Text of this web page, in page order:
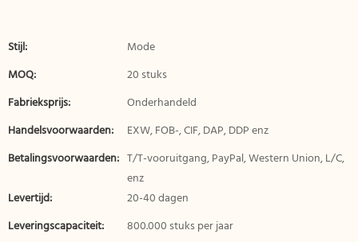
Stijl:
Mode
MOQ:
20 stuks
Fabrieksprijs:
Onderhandeld
Handelsvoorwaarden:
EXW, FOB-, CIF, DAP, DDP enz
Betalingsvoorwaarden: T/T-vooruitgang, PayPal, Western Union, L/C,
enz
Levertijd:
20-40 dagen
Leveringscapaciteit:
800.000 stuks per jaar